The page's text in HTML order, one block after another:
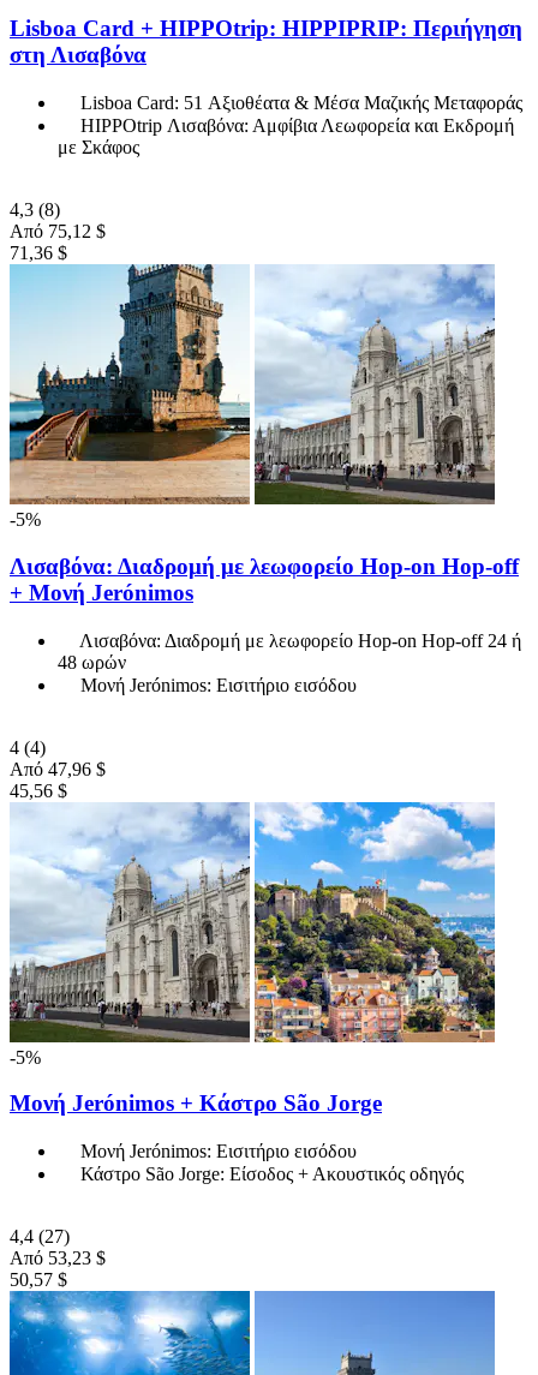
Lisboa Card + HIPPOtrip: HIPPIPRIP: Περιήγηση
στη Λισαβόνα
Lisboa Card: 51 Αξιοθέατα & Μέσα Μαζικής Μεταφοράς
HIPPOtrip Λισαβόνα: Αμφίβια Λεωφορεία και Εκδρομή
με Σκάφος
4,3 (8)
Από 75,12 $
71,36 $
-5%
Λισαβόνα: Διαδρομή με λεωφορείο Hop-on Hop-off
+ Μονή Jerónimos
Λισαβόνα: Διαδρομή με λεωφορείο Hop-on Hop-off 24 ή
48 ωρών
Μονή Jerónimos: Εισιτήριο εισόδου
4 (4)
Από 47,96 $
45,56 $
-5%
Μονή Jerónimos + Κάστρο São Jorge
Μονή Jerónimos: Εισιτήριο εισόδου
Κάστρο São Jorge: Είσοδος + Ακουστικός οδηγός
4,4 (27)
Από 53,23 $
50,57 $